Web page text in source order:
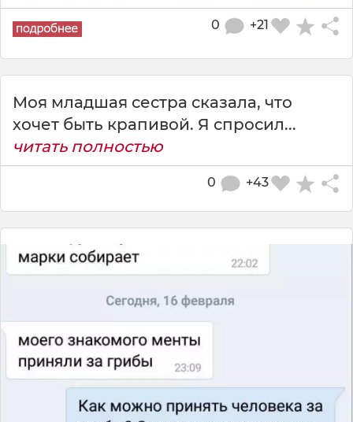
+21
0
Моя младшая сестра сказала, что
хочет быть крапивой. Я спросил...
читать полностью
+43
0